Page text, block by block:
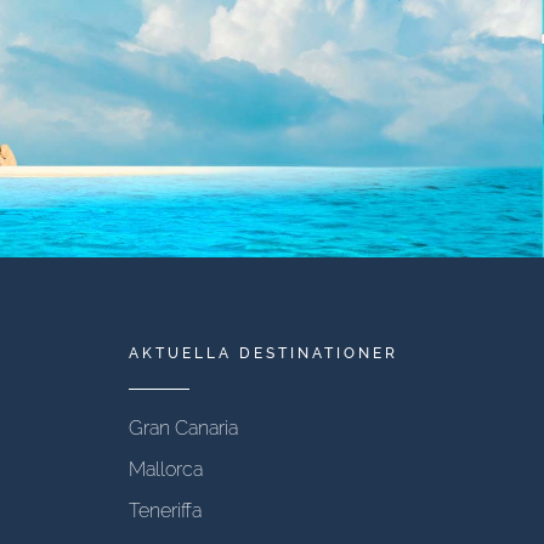
AKTUELLA DESTINATIONER
Gran Canaria
Mallorca
Teneriffa